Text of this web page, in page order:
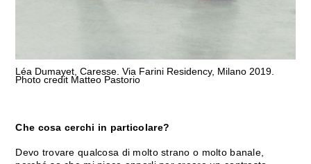
Léa Dumayet, Caresse. Via Farini Residency, Milano 2019.
Photo credit Matteo Pastorio
Che cosa cerchi in particolare?
Devo trovare qualcosa di molto strano o molto banale,